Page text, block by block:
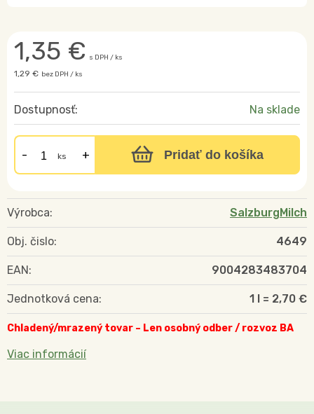
1,35 € s DPH / ks
1,29 € bez DPH / ks
Dostupnosť: Na sklade
ks Pridať do košíka
Výrobca: SalzburgMilch
Obj. čislo: 4649
EAN: 9004283483704
Jednotková cena: 1 l = 2,70 €
Chladený/mrazený tovar – Len osobný odber / rozvoz BA
Viac informácií